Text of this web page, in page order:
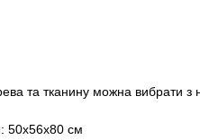
та тканину можна вибрати з
50х56х80 см